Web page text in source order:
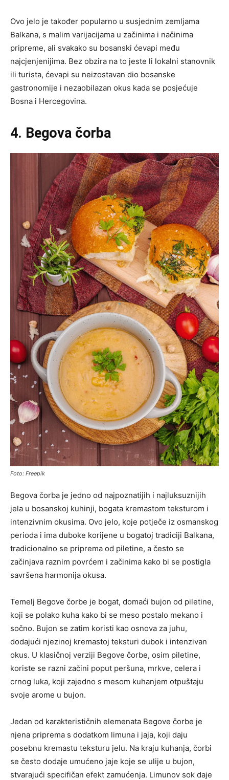
Ovo jelo je također popularno u susjednim zemljama
Balkana, s malim varijacijama u začinima i načinima
pripreme, ali svakako su bosanski ćevapi među
najcjenjenijima. Bez obzira na to jeste li lokalni stanovnik
ili turista, ćevapi su neizostavan dio bosanske
gastronomije i nezaobilazan okus kada se posjećuje
Bosna i Hercegovina.
4. Begova čorba
Foto: Freepik
Begova čorba je jedno od najpoznatijih i najluksuznijih
jela u bosanskoj kuhinji, bogata kremastom teksturom i
intenzivnim okusima. Ovo jelo, koje potječe iz osmanskog
perioda i ima duboke korijene u bogatoj tradiciji Balkana,
tradicionalno se priprema od piletine, a često se
začinjava raznim povrćem i začinima kako bi se postigla
savršena harmonija okusa.
Temelj Begove čorbe je bogat, domaći bujon od piletine,
koji se polako kuha kako bi se meso postalo mekano i
sočno. Bujon se zatim koristi kao osnova za juhu,
dodajući njezinoj kremastoj teksturi dubok i intenzivan
okus. U klasičnoj verziji Begove čorbe, osim piletine,
koriste se razni začini poput peršuna, mrkve, celera i
crnog luka, koji zajedno s mesom kuhanjem otpuštaju
svoje arome u bujon.
Jedan od karakterističnih elemenata Begove čorbe je
njena priprema s dodatkom limuna i jaja, koji daju
posebnu kremastu teksturu jelu. Na kraju kuhanja, čorbi
se često dodaje umućeno jaje koje se ulije u bujon,
stvarajući specifičan efekt zamućenja. Limunov sok daje